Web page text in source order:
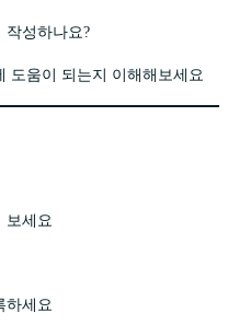
작성하나요?
도움이 되는지 이해해보세요
보세요
하세요